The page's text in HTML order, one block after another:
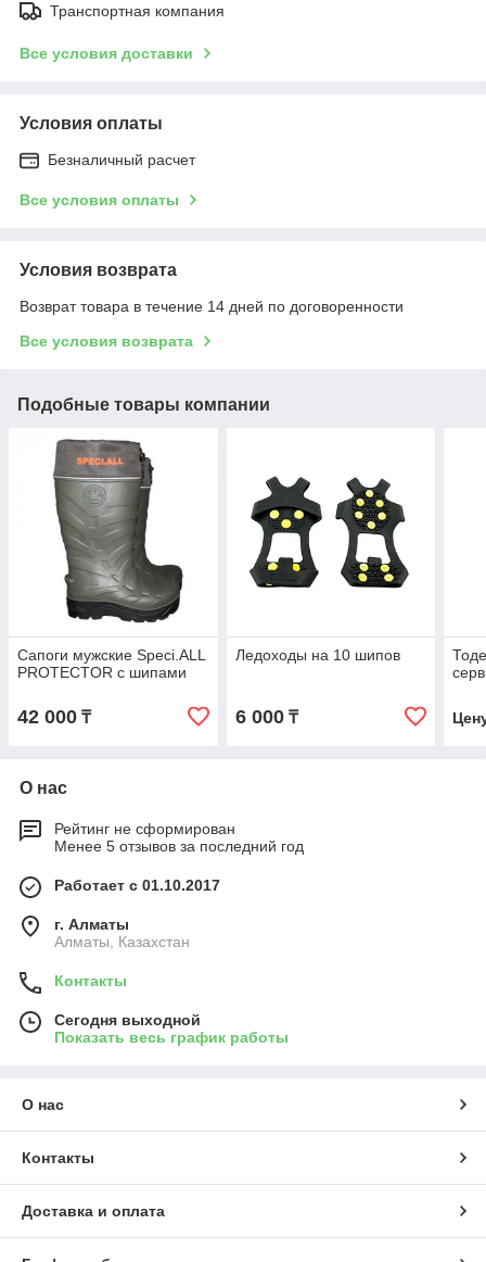
Транспортная компания
Все условия доставки
Условия оплаты
Безналичный расчет
Все условия оплаты
Условия возврата
Возврат товара в течение 14 дней по договоренности
Все условия возврата
Подобные товары компании
Сапоги мужские Speci.ALL
PROTECTOR с шипами
42 000 ₸
Ледоходы на 10 шипов
6 000₸
О нас
Рейтинг не сформирован
Менее 5 отзывов за последний год
Работает с 01.10.2017
г. Алматы
Алматы, Казахстан
Контакты
Сегодня выходной
Показать весь график работы
О нас
Контакты
Доставка и оплата